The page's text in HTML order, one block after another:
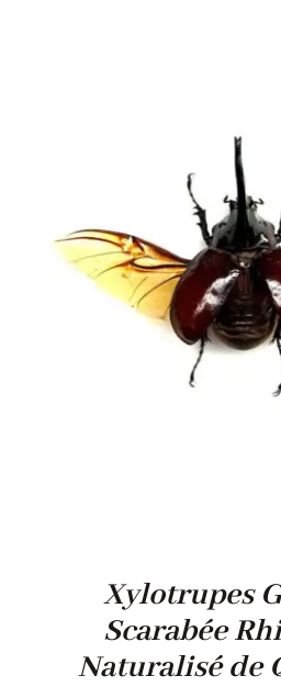
Xylotrupes
Scarabée
Naturalisé de